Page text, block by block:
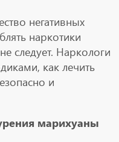
негативных
наркотики
следует. Наркологи
как лечить
и
марихуаны